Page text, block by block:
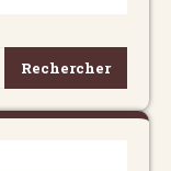
Rechercher